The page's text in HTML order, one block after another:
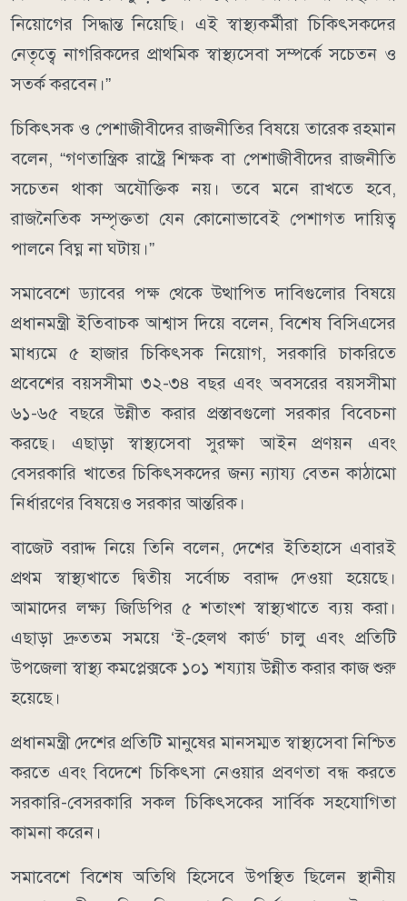
নিয়োগের সিদ্ধান্ত নিয়েছি। এই স্বাস্থ্যকর্মীরা চিকিৎসকদের
নেতৃত্বে নাগরিকদের প্রাথমিক স্বাস্থ্যসেবা সম্পর্কে সচেতন ও
সতর্ক করবেন।”
চিকিৎসক ও পেশাজীবীদের রাজনীতির বিষয়ে তারেক রহমান
বলেন, “গণতান্ত্রিক রাষ্ট্রে শিক্ষক বা পেশাজীবীদের রাজনীতি
সচেতন থাকা অযৌক্তিক নয়। তবে মনে রাখতে হবে,
রাজনৈতিক সম্পৃক্ততা যেন কোনোভাবেই পেশাগত দায়িত্ব
পালনে বিঘ্ন না ঘটায়।”
সমাবেশে ড্যাবের পক্ষ থেকে উত্থাপিত দাবিগুলোর বিষয়ে
প্রধানমন্ত্রী ইতিবাচক আশ্বাস দিয়ে বলেন, বিশেষ বিসিএসের
মাধ্যমে ৫ হাজার চিকিৎসক নিয়োগ, সরকারি চাকরিতে
প্রবেশের বয়সসীমা ৩২-৩৪ বছর এবং অবসরের বয়সসীমা
৬১-৬৫ বছরে উন্নীত করার প্রস্তাবগুলো সরকার বিবেচনা
করছে। এছাড়া স্বাস্থ্যসেবা সুরক্ষা আইন প্রণয়ন এবং
বেসরকারি খাতের চিকিৎসকদের জন্য ন্যায্য বেতন কাঠামো
নির্ধারণের বিষয়েও সরকার আন্তরিক।
বাজেট বরাদ্দ নিয়ে তিনি বলেন, দেশের ইতিহাসে এবারই
প্রথম স্বাস্থ্যখাতে দ্বিতীয় সর্বোচ্চ বরাদ্দ দেওয়া হয়েছে।
আমাদের লক্ষ্য জিডিপির ৫ শতাংশ স্বাস্থ্যখাতে ব্যয় করা।
এছাড়া দ্রুততম সময়ে ‘ই-হেলথ কার্ড’ চালু এবং প্রতিটি
উপজেলা স্বাস্থ্য কমপ্লেক্সকে ১০১ শয্যায় উন্নীত করার কাজ শুরু
হয়েছে।
প্রধানমন্ত্রী দেশের প্রতিটি মানুষের মানসম্মত স্বাস্থ্যসেবা নিশ্চিত
করতে এবং বিদেশে চিকিৎসা নেওয়ার প্রবণতা বন্ধ করতে
সরকারি-বেসরকারি সকল চিকিৎসকের সার্বিক সহযোগিতা
কামনা করেন।
সমাবেশে বিশেষ অতিথি হিসেবে উপস্থিত ছিলেন স্থানীয়